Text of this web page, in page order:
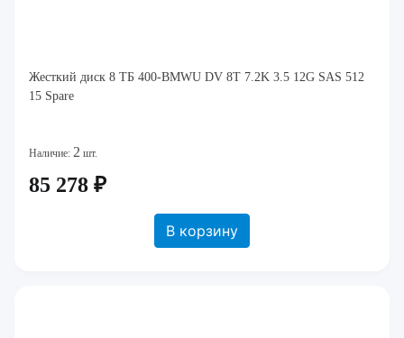
Жесткий диск 8 ТБ 400-BMWU DV 8T 7.2K 3.5 12G SAS 512
15 Spare
Наличие: 2 шт.
85 278 ₽
В корзину